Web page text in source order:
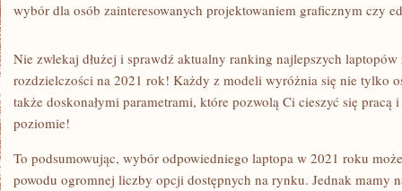
wybór dla​ osób⁢ zainteresowanych projektowaniem graficznym⁤ czy
Nie zwlekaj​ dłużej i sprawdź aktualny ranking najlepszych
rozdzielczości na 2021 rok! Każdy​ z ‌modeli wyróżnia się nie tylko
także doskonałymi⁣ parametrami, które pozwolą Ci cieszyć się
poziomie!
To podsumowując, ⁢wybór ​odpowiedniego laptopa w 2021 roku⁤
powodu⁢ ogromnej liczby opcji dostępnych na rynku. Jednak mamy